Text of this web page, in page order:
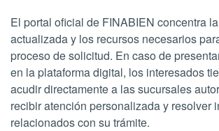
El portal oficial de FINABIEN concentra
actualizada y los recursos necesarios
proceso de solicitud. En caso de
en la plataforma digital, los interesados
acudir directamente a las sucursales
recibir atención personalizada y resolver
relacionados con su trámite.